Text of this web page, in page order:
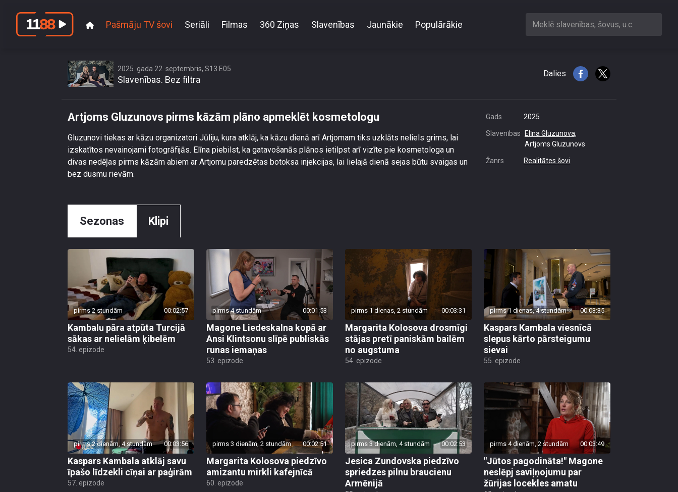
Pašmāju TV šovi Seriāli Filmas 360 Ziņas Slavenības Jaunākie Populārākie Meklē slavenības, šovus, u.c.
2025. gada 22. septembris, S13 E05
Slavenības. Bez filtra
Dalies
Artjoms Gluzunovs pirms kāzām plāno apmeklēt kosmetologu
Gluzunovi tiekas ar kāzu organizatori Jūliju, kura atklāj, ka kāzu dienā arī Artjomam tiks uzklāts neliels grims, lai
izskatītos nevainojami fotogrāfijās. Elīna piebilst, ka gatavošanās plānos ietilpst arī vizīte pie kosmetologa un
divas nedēļas pirms kāzām abiem ar Artjomu paredzētas botoksa injekcijas, lai lielajā dienā sejas būtu svaigas un
bez dusmu rievām.
Gads 2025
Slavenības
Elīna Gluzunova,
Artjoms Gluzunovs
Žanrs Realitātes šovi
Sezonas Klipi
pirms 2 stundām 00:02:57
Kambalu pāra atpūta Turcijā
sākas ar nelielām ķibelēm
54. epizode
pirms 4 stundām 00:01:53
Magone Liedeskalna kopā ar
Ansi Klintsonu slīpē publiskās
runas iemaņas
53. epizode
pirms 1 dienas, 2 stundām 00:03:31
Margarita Kolosova drosmīgi
stājas pretī paniskām bailēm
no augstuma
54. epizode
pirms 1 dienas, 4 stundām 00:03:35
Kaspars Kambala viesnīcā
slepus kārto pārsteigumu
sievai
55. epizode
pirms 2 dienām, 4 stundām 00:03:56
Kaspars Kambala atklāj savu
īpašo līdzekli cīņai ar paģirām
57. epizode
pirms 3 dienām, 2 stundām 00:02:51
Margarita Kolosova piedzīvo
amizantu mirkli kafejnīcā
60. epizode
pirms 3 dienām, 4 stundām 00:02:53
Jesica Zundovska piedzīvo
spriedzes pilnu braucienu
Armēnijā
pirms 4 dienām, 2 stundām 00:03:49
"Jūtos pagodināta!" Magone
neslēpj saviļņojumu par
žūrijas locekles amatu